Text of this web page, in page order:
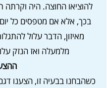
להוציאו החוצה. היה
מאיזון, הדבר עלול
מלמעלה ואז הנזק
כשהבחנו בבעיה זו, הצענו